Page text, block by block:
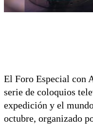
El Foro Especial con
serie de coloquios
expedición y el
octubre, organizado